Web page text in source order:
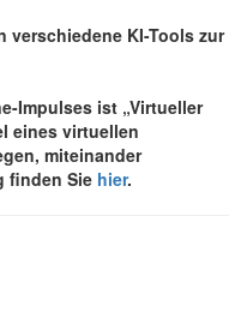
verschiedene KI-Tools zur
Impulses ist „Virtueller
eines virtuellen
miteinander
finden Sie hier.